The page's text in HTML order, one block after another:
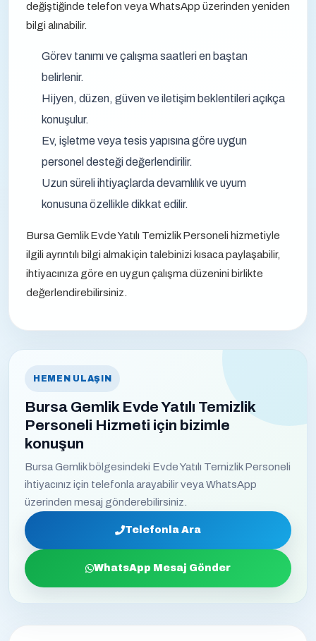
değiştiğinde telefon veya WhatsApp üzerinden yeniden
bilgi alınabilir.
Görev tanımı ve çalışma saatleri en baştan
belirlenir.
Hijyen, düzen, güven ve iletişim beklentileri açıkça
konuşulur.
Ev, işletme veya tesis yapısına göre uygun
personel desteği değerlendirilir.
Uzun süreli ihtiyaçlarda devamlılık ve uyum
konusuna özellikle dikkat edilir.
Bursa Gemlik Evde Yatılı Temizlik Personeli hizmetiyle
ilgili ayrıntılı bilgi almak için talebinizi kısaca paylaşabilir,
ihtiyacınıza göre en uygun çalışma düzenini birlikte
değerlendirebilirsiniz.
HEMEN ULAŞIN
Bursa Gemlik Evde Yatılı Temizlik
Personeli Hizmeti için bizimle
konuşun
Bursa Gemlik bölgesindeki Evde Yatılı Temizlik Personeli
ihtiyacınız için telefonla arayabilir veya WhatsApp
üzerinden mesaj gönderebilirsiniz.
Telefonla Ara
WhatsApp Mesaj Gönder